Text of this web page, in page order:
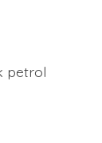
petrol